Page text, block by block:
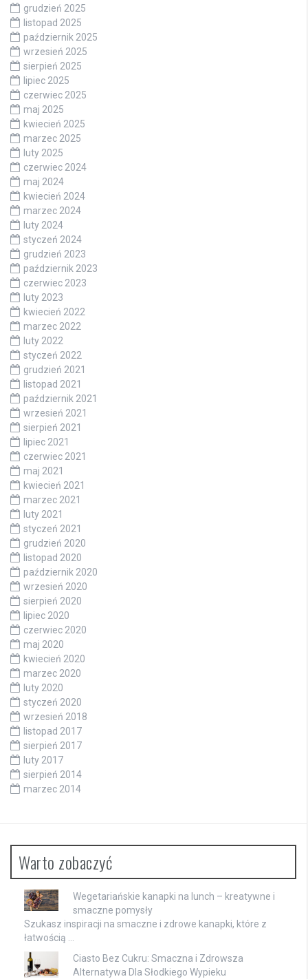
grudzień 2025
listopad 2025
październik 2025
wrzesień 2025
sierpień 2025
lipiec 2025
czerwiec 2025
maj 2025
kwiecień 2025
marzec 2025
luty 2025
czerwiec 2024
maj 2024
kwiecień 2024
marzec 2024
luty 2024
styczeń 2024
grudzień 2023
październik 2023
czerwiec 2023
luty 2023
kwiecień 2022
marzec 2022
luty 2022
styczeń 2022
grudzień 2021
listopad 2021
październik 2021
wrzesień 2021
sierpień 2021
lipiec 2021
czerwiec 2021
maj 2021
kwiecień 2021
marzec 2021
luty 2021
styczeń 2021
grudzień 2020
listopad 2020
październik 2020
wrzesień 2020
sierpień 2020
lipiec 2020
czerwiec 2020
maj 2020
kwiecień 2020
marzec 2020
luty 2020
styczeń 2020
wrzesień 2018
listopad 2017
sierpień 2017
luty 2017
sierpień 2014
marzec 2014
Warto zobaczyć
Wegetariańskie kanapki na lunch – kreatywne i
smaczne pomysły
Szukasz inspiracji na smaczne i zdrowe kanapki, które z
łatwością …
Ciasto Bez Cukru: Smaczna i Zdrowsza
Alternatywa Dla Słodkiego Wypieku